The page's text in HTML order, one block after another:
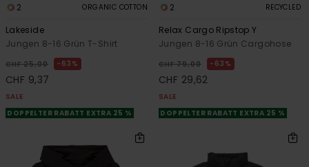
2 ORGANIC COTTON
Lakeside
Jungen 8-16 Grün T-Shirt
CHF 25,00 63%
CHF 9,37
SALE
DOPPELTER RABATT EXTRA 25 %
2 RECYCLED
Relax Cargo Ripstop Y
Jungen 8-16 Grün Cargohose
CHF 79,00 63%
CHF 29,62
SALE
DOPPELTER RABATT EXTRA 25 %